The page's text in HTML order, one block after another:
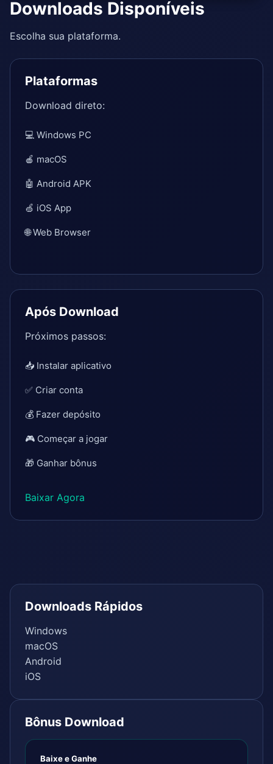
Downloads Disponíveis
Escolha sua plataforma.
Plataformas
Download direto:
💻 Windows PC
🍎 macOS
🤖 Android APK
🍏 iOS App
🌐 Web Browser
Após Download
Próximos passos:
📥 Instalar aplicativo
✅ Criar conta
💰 Fazer depósito
🎮 Começar a jogar
🎁 Ganhar bônus
Baixar Agora
Downloads Rápidos
Windows
macOS
Android
iOS
Bônus Download
Baixe e Ganhe